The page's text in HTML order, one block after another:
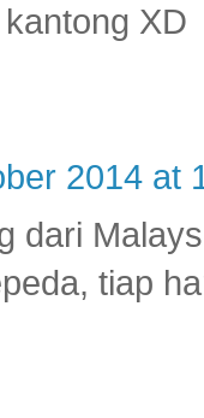
XD
2014 at
dari
tiap